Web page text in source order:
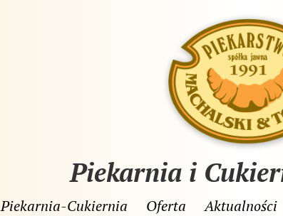
Piekarnia i
Piekarnia-Cukiernia Oferta Aktualności